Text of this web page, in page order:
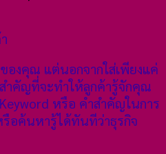
องคุณ แต่นอกจากใส่เพียงแค่
ำคัญที่จะทำให้ลูกค้ารู้จักคุณ
หรือ คำสำคัญในการ
อค้นหารู้ได้ทันทีว่าธุรกิจ